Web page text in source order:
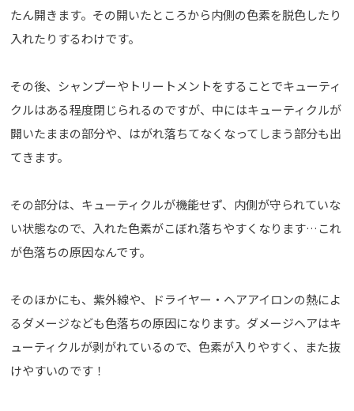
たん開きます。その開いたところから内側の色素を脱色したり
入れたりするわけです。
その後、シャンプーやトリートメントをすることでキューティ
クルはある程度閉じられるのですが、中にはキューティクルが
開いたままの部分や、はがれ落ちてなくなってしまう部分も出
てきます。
その部分は、キューティクルが機能せず、内側が守られていな
い状態なので、入れた色素がこぼれ落ちやすくなります…これ
が色落ちの原因なんです。
そのほかにも、紫外線や、ドライヤー・ヘアアイロンの熱によ
るダメージなども色落ちの原因になります。ダメージヘアはキ
ューティクルが剥がれているので、色素が入りやすく、また抜
けやすいのです！